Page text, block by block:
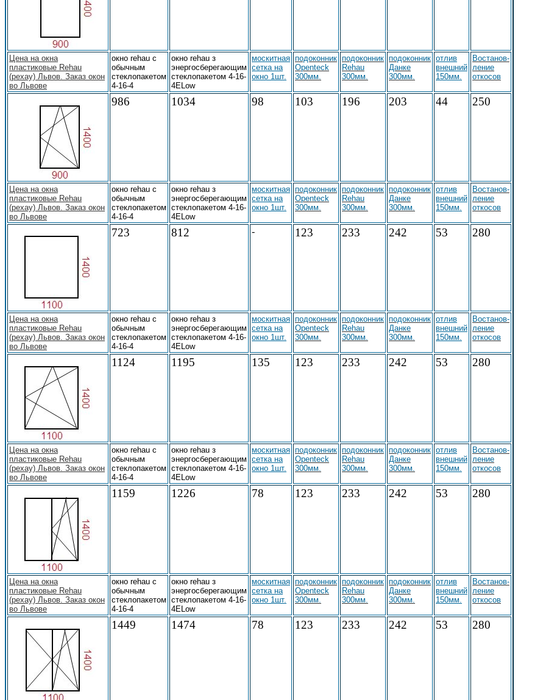
Цена на окна
пластиковые Rehau
(рехау) Львов. Заказ окон
во Львове
окно rehau с
обычным
стеклопакетом
4-16-4
окно rehau з
энергосберегающим
стеклопакетом 4-16-
4ELow
москитная
сетка на
окно 1шт.
подоконник
Openteck
300мм.
подоконник
Rehau
300мм.
подоконник
Данке
300мм.
отлив
внешний
150мм.
Востанов-
ление
откосов
986 1034 98 103 196 203 44 250
Цена на окна
пластиковые Rehau
(рехау) Львов. Заказ окон
во Львове
окно rehau с
обычным
стеклопакетом
4-16-4
окно rehau з
энергосберегающим
стеклопакетом 4-16-
4ELow
москитная
сетка на
окно 1шт.
подоконник
Openteck
300мм.
подоконник
Rehau
300мм.
подоконник
Данке
300мм.
отлив
внешний
150мм.
Востанов-
ление
откосов
723 812 - 123 233 242 53 280
Цена на окна
пластиковые Rehau
(рехау) Львов. Заказ окон
во Львове
окно rehau с
обычным
стеклопакетом
4-16-4
окно rehau з
энергосберегающим
стеклопакетом 4-16-
4ELow
москитная
сетка на
окно 1шт.
подоконник
Openteck
300мм.
подоконник
Rehau
300мм.
подоконник
Данке
300мм.
отлив
внешний
150мм.
Востанов-
ление
откосов
1124 1195 135 123 233 242 53 280
Цена на окна
пластиковые Rehau
(рехау) Львов. Заказ окон
во Львове
окно rehau с
обычным
стеклопакетом
4-16-4
окно rehau з
энергосберегающим
стеклопакетом 4-16-
4ELow
москитная
сетка на
окно 1шт.
подоконник
Openteck
300мм.
подоконник
Rehau
300мм.
подоконник
Данке
300мм.
отлив
внешний
150мм.
Востанов-
ление
откосов
1159 1226 78 123 233 242 53 280
Цена на окна
пластиковые Rehau
(рехау) Львов. Заказ окон
во Львове
окно rehau с
обычным
стеклопакетом
4-16-4
окно rehau з
энергосберегающим
стеклопакетом 4-16-
4ELow
москитная
сетка на
окно 1шт.
подоконник
Openteck
300мм.
подоконник
Rehau
300мм.
подоконник
Данке
300мм.
отлив
внешний
150мм.
Востанов-
ление
откосов
1449 1474 78 123 233 242 53 280